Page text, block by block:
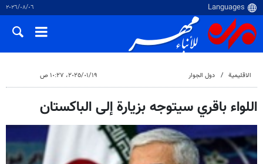
٠٦‏/٠٨‏/٢٠٢٦
الاقلیمیة دول الجوار ١٩‏/٠١‏/٢٠٢٥، ١٠:٢٧ ص
اللواء باقري سيتوجه بزيارة إلى الباكستان